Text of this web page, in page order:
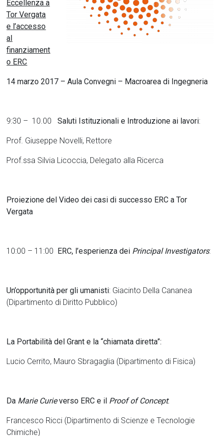
Eccellenza a
Tor Vergata
e l’accesso
al
finanziament
o ERC
14 marzo 2017 – Aula Convegni – Macroarea di Ingegneria
9:30 – 10.00Saluti Istituzionali e Introduzione ai lavori:
Prof. Giuseppe Novelli, Rettore
Prof.ssa Silvia Licoccia, Delegato alla Ricerca
Proiezione del Video dei casi di successo ERC a Tor
Vergata
10:00 – 11:00 ERC, l’esperienza dei Principal Investigators:
Un’opportunità per gli umanisti: Giacinto Della Cananea
(Dipartimento di Diritto Pubblico)
La Portabilità del Grant e la “chiamata diretta”:
Lucio Cerrito, Mauro Sbragaglia (Dipartimento di Fisica)
Da Marie Curieverso ERC e il Proof of Concept:
Francesco Ricci (Dipartimento di Scienze e Tecnologie
Chimiche)